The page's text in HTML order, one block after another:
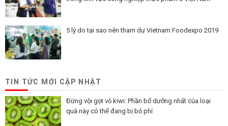
5 lý do tại sao nên tham dự Vietnam Foodexpo 2019
TIN TỨC MỚI CẬP NHẬT
Đừng vội gọt vỏ kiwi: Phần bổ dưỡng nhất của loại
quả này có thể đang bị bỏ phí